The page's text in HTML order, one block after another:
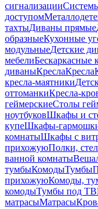
сигнализации
доступом
тахтыДиваны прямые
образныеКухонные
модульныеДетские
мебелиБескаркасные
диваныКреслаКресла
кресла-маятники
оттоманкиКресла-
геймерскиеСтолы
ноутбуковШкафы и
купеШкафы-
комнатыШкафы с
прихожуюПолки,
ванной комнаты
тумбыКомодыТумбы
прихожуюКомоды,
комодыТумбы под ТВ
матрасыМатрасы